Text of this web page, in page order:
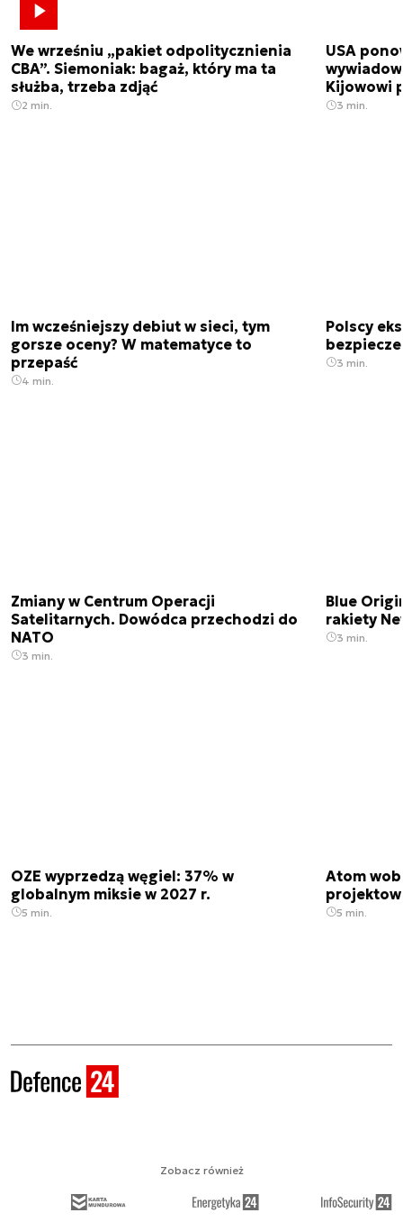
We wrześniu „pakiet odpolitycznienia
CBA”. Siemoniak: bagaż, który ma ta
służba, trzeba zdjąć
2 min.
USA
Kijowowi
3 min.
Im wcześniejszy debiut w sieci, tym
gorsze oceny? W matematyce to
przepaść
4 min.
Polscy
3 min.
Zmiany w Centrum Operacji
Satelitarnych. Dowódca przechodzi do
NATO
3 min.
Blue
rakiety
3 min.
OZE wyprzedzą węgiel: 37% w
globalnym miksie w 2027 r.
5 min.
Atom
5 min.
Zobacz również